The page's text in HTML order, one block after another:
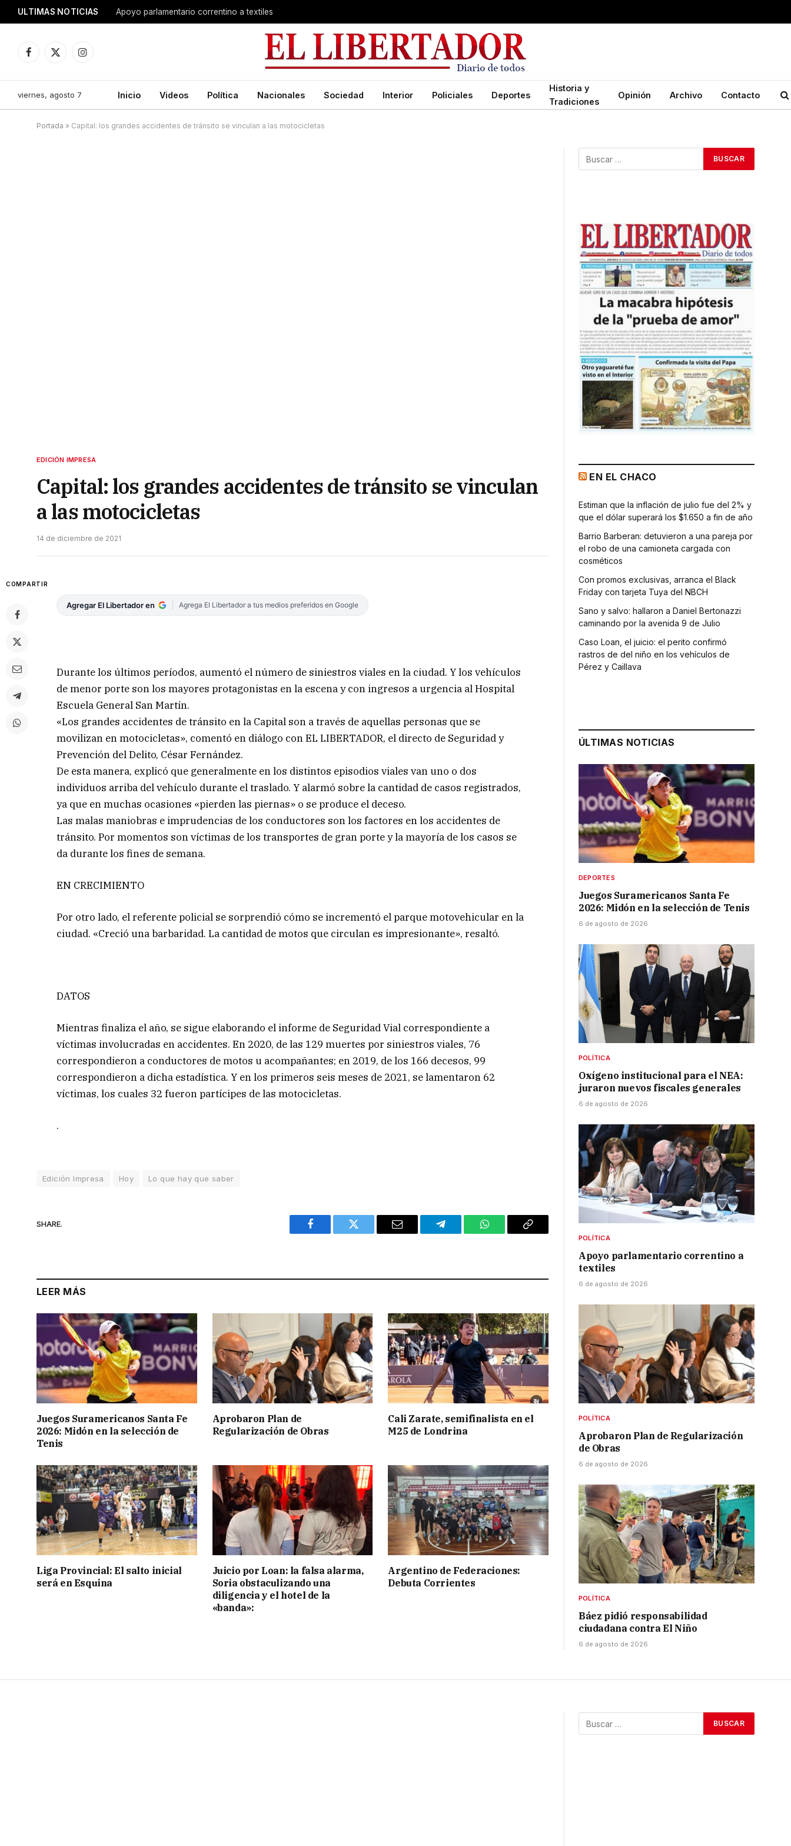
ULTIMAS NOTICIAS Apoyo parlamentario correntino a textiles
Facebook
X
Instagram
viernes, agosto 7 Inicio Videos Política Nacionales Sociedad Interior Policiales Deportes
Historia y
Tradiciones
Opinión Archivo Contacto
Portada » Capital: los grandes accidentes de tránsito se vinculan a las motocicletas
EDICIÓN IMPRESA
Capital: los grandes accidentes de tránsito se vinculan
a las motocicletas
14 de diciembre de 2021
COMPARTIR
Agregar El Libertador en Agrega El Libertador a tus medios preferidos en Google
Durante los últimos períodos, aumentó el número de siniestros viales en la ciudad. Y los vehículos
de menor porte son los mayores protagonistas en la escena y con ingresos a urgencia al Hospital
Escuela General San Martín.
«Los grandes accidentes de tránsito en la Capital son a través de aquellas personas que se
movilizan en motocicletas», comentó en diálogo con EL LIBERTADOR, el directo de Seguridad y
Prevención del Delito, César Fernández.
De esta manera, explicó que generalmente en los distintos episodios viales van uno o dos
individuos arriba del vehículo durante el traslado. Y alarmó sobre la cantidad de casos registrados,
ya que en muchas ocasiones «pierden las piernas» o se produce el deceso.
Las malas maniobras e imprudencias de los conductores son los factores en los accidentes de
tránsito. Por momentos son víctimas de los transportes de gran porte y la mayoría de los casos se
da durante los fines de semana.
EN CRECIMIENTO
Por otro lado, el referente policial se sorprendió cómo se incrementó el parque motovehicular en la
ciudad. «Creció una barbaridad. La cantidad de motos que circulan es impresionante», resaltó.
DATOS
Mientras finaliza el año, se sigue elaborando el informe de Seguridad Vial correspondiente a
víctimas involucradas en accidentes. En 2020, de las 129 muertes por siniestros viales, 76
correspondieron a conductores de motos u acompañantes; en 2019, de los 166 decesos, 99
correspondieron a dicha estadística. Y en los primeros seis meses de 2021, se lamentaron 62
víctimas, los cuales 32 fueron partícipes de las motocicletas.
.
Edición Impresa Hoy Lo que hay que saber
SHARE.
Facebook Twitter Email Telegram WhatsAppCopy
LEER MÁS
Juegos Suramericanos Santa Fe
2026: Midón en la selección de
Tenis
Aprobaron Plan de
Regularización de Obras
Cali Zarate, semifinalista en el
M25 de Londrina
Liga Provincial: El salto inicial
será en Esquina
Juicio por Loan: la falsa alarma,
Soria obstaculizando una
diligencia y el hotel de la
«banda»:
Argentino de Federaciones:
Debuta Corrientes
EN EL CHACO
Estiman que la inflación de julio fue del 2% y
que el dólar superará los $1.650 a fin de año
Barrio Barberan: detuvieron a una pareja por
el robo de una camioneta cargada con
cosméticos
Con promos exclusivas, arranca el Black
Friday con tarjeta Tuya del NBCH
Sano y salvo: hallaron a Daniel Bertonazzi
caminando por la avenida 9 de Julio
Caso Loan, el juicio: el perito confirmó
rastros de del niño en los vehículos de
Pérez y Caillava
ÚLTIMAS NOTICIAS
DEPORTES
Juegos Suramericanos Santa Fe
2026: Midón en la selección de Tenis
6 de agosto de 2026
POLÍTICA
Oxígeno institucional para el NEA:
juraron nuevos fiscales generales
6 de agosto de 2026
POLÍTICA
Apoyo parlamentario correntino a
textiles
6 de agosto de 2026
POLÍTICA
Aprobaron Plan de Regularización
de Obras
6 de agosto de 2026
POLÍTICA
Báez pidió responsabilidad
ciudadana contra El Niño
6 de agosto de 2026